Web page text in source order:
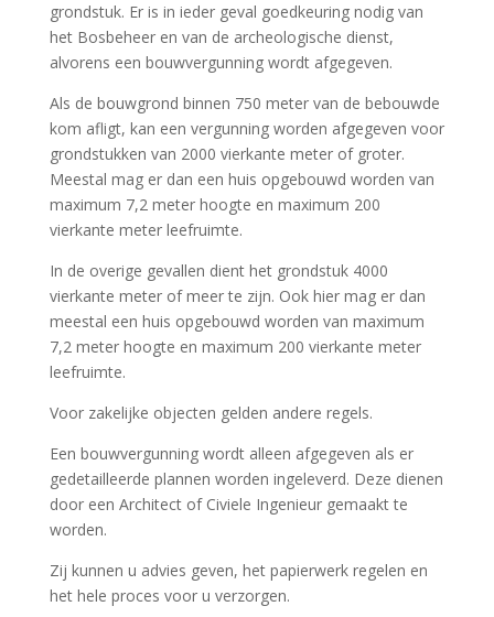
grondstuk. Er is in ieder geval goedkeuring nodig van
het Bosbeheer en van de archeologische dienst,
alvorens een bouwvergunning wordt afgegeven.
Als de bouwgrond binnen 750 meter van de bebouwde
kom afligt, kan een vergunning worden afgegeven voor
grondstukken van 2000 vierkante meter of groter.
Meestal mag er dan een huis opgebouwd worden van
maximum 7,2 meter hoogte en maximum 200
vierkante meter leefruimte.
In de overige gevallen dient het grondstuk 4000
vierkante meter of meer te zijn. Ook hier mag er dan
meestal een huis opgebouwd worden van maximum
7,2 meter hoogte en maximum 200 vierkante meter
leefruimte.
Voor zakelijke objecten gelden andere regels.
Een bouwvergunning wordt alleen afgegeven als er
gedetailleerde plannen worden ingeleverd. Deze dienen
door een Architect of Civiele Ingenieur gemaakt te
worden.
Zij kunnen u advies geven, het papierwerk regelen en
het hele proces voor u verzorgen.